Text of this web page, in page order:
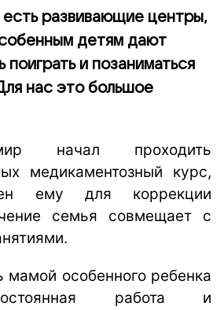
развивающие центры,
детям дают
поиграть и позаниматься
нас это большое
начал проходить
медикаментозный курс,
ему для коррекции
семья совмещает с
особенного ребенка
работа и